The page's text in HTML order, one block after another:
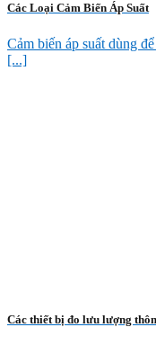
Các Loại Cảm Biến Áp Suất
Cảm biến áp suất dùng
[...]
Các thiết bị đo lưu lượng